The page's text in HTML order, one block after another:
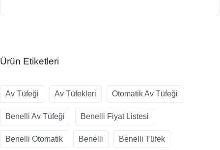
Ürün Etiketleri
Av Tüfeği Av Tüfekleri Otomatik Av Tüfeği
Benelli Av Tüfeği Benelli Fiyat Listesi
Benelli Otomatik Benelli Benelli Tüfek